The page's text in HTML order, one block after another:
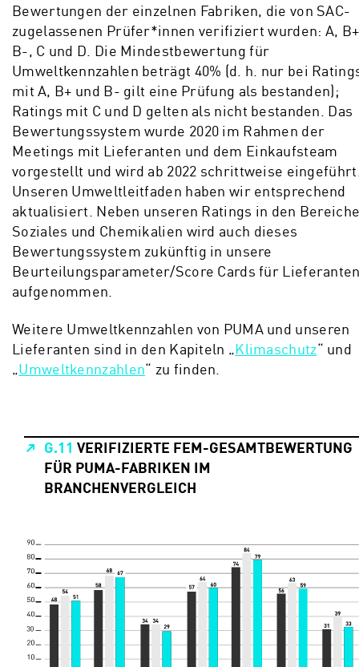
Bewertungen der einzelnen Fabriken, die von SAC-
zugelassenen Prüfer*innen verifiziert wurden: A,
B-, C und D. Die Mindestbewertung für
Umweltkennzahlen beträgt 40% (d. h. nur bei
mit A, B+ und B- gilt eine Prüfung als bestanden);
Ratings mit C und D gelten als nicht bestanden. Das
Bewertungssystem wurde 2020 im Rahmen der
Meetings mit Lieferanten und dem Einkaufsteam
vorgestellt und wird ab 2022 schrittweise
Unseren Umweltleitfaden haben wir entsprechend
aktualisiert. Neben unseren Ratings in den
Soziales und Chemikalien wird auch dieses
Bewertungssystem zukünftig in unsere
Beurteilungsparameter/Score Cards für
aufgenommen.
Weitere Umweltkennzahlen von PUMA und unseren
Lieferanten sind in den Kapiteln „Klimaschutz“ und
„Umweltkennzahlen“ zu finden.
G.11 VERIFIZIERTE FEM-GESAMTBEWERTUNG
FÜR PUMA-FABRIKEN IM
BRANCHENVERGLEICH